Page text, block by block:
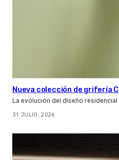
Nueva colección de grifería
La evolución del diseño
31 JULIO, 2026